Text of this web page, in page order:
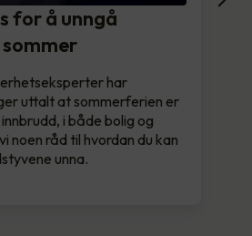
for å unngå
har
uttalt at sommerferien er
i både bolig og
noen råd til hvordan du kan
unna.